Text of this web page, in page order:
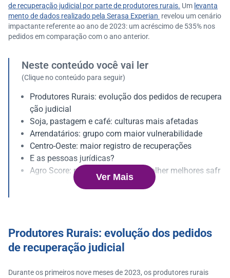
de recuperação judicial por parte de produtores rurais. Um levanta
mento de dados realizado pela Serasa Experian revelou um cenário
impactante referente ao ano de 2023: um acréscimo de 535% nos
pedidos em comparação com o ano anterior.
Neste conteúdo você vai ler
(Clique no conteúdo para seguir)
Produtores Rurais: evolução dos pedidos de recupera
ção judicial
Soja, pastagem e café: culturas mais afetadas
Arrendatários: grupo com maior vulnerabilidade
Centro-Oeste: maior registro de recuperações
E as pessoas jurídicas?
Agro Score: previsibilidade para colher melhores safr
as de negócios
Ver Mais
Produtores Rurais: evolução dos pedidos
de recuperação judicial
Durante os primeiros nove meses de 2023, os produtores rurais